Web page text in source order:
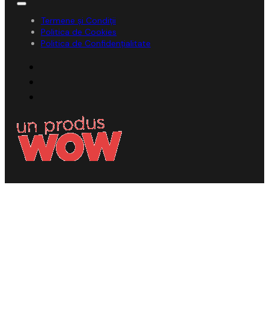
Termene și Condiții
Politica de Cookies
Politica de Confidențialitate